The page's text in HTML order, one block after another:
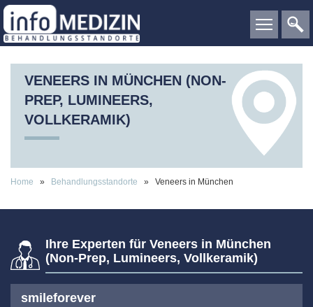
VENEERS IN MÜNCHEN (NON-
PREP, LUMINEERS,
VOLLKERAMIK)
Home » Behandlungsstandorte » Veneers in München
Ihre Experten für Veneers in München
(Non-Prep, Lumineers, Vollkeramik)
smileforever